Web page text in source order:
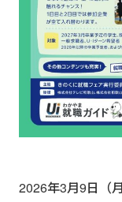
2026年3月9日（